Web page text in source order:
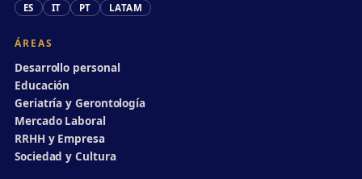
ES IT PT LATAM
ÁREAS
Desarrollo personal
Educación
Geriatría y Gerontología
Mercado Laboral
RRHH y Empresa
Sociedad y Cultura